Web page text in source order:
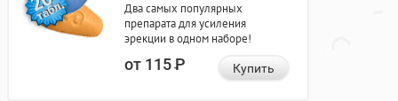
Два самых популярных
препарата для усиления
эрекции в одном наборе!
от 115Р Купить